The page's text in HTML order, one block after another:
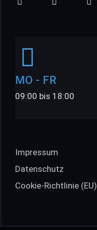
MO - FR
09:00 bis 18:00
Impressum
Datenschutz
Cookie-Richtlinie (EU)